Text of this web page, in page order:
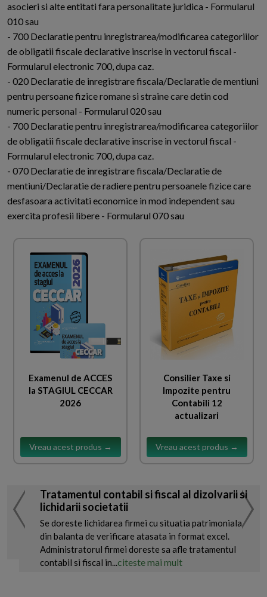
asocieri si alte entitati fara personalitate juridica - Formularul
010 sau
- 700 Declaratie pentru inregistrarea/modificarea categoriilor
de obligatii fiscale declarative inscrise in vectorul fiscal -
Formularul electronic 700, dupa caz.
- 020 Declaratie de inregistrare fiscala/Declaratie de mentiuni
pentru persoane fizice romane si straine care detin cod
numeric personal - Formularul 020 sau
- 700 Declaratie pentru inregistrarea/modificarea categoriilor
de obligatii fiscale declarative inscrise in vectorul fiscal -
Formularul electronic 700, dupa caz.
- 070 Declaratie de inregistrare fiscala/Declaratie de
mentiuni/Declaratie de radiere pentru persoanele fizice care
desfasoara activitati economice in mod independent sau
exercita profesii libere - Formularul 070 sau
Examenul de ACCES
la STAGIUL CECCAR
2026
Vreau acest produs →
Consilier Taxe si
Impozite pentru
Contabili 12
actualizari
Vreau acest produs →
Tratamentul contabil si fiscal al dizolvarii si
lichidarii societatii
Se doreste lichidarea firmei cu situatia patrimoniala
din balanta de verificare atasata in format excel.
Administratorul firmei doreste sa afle tratamentul
contabil si fiscal in...citeste mai mult